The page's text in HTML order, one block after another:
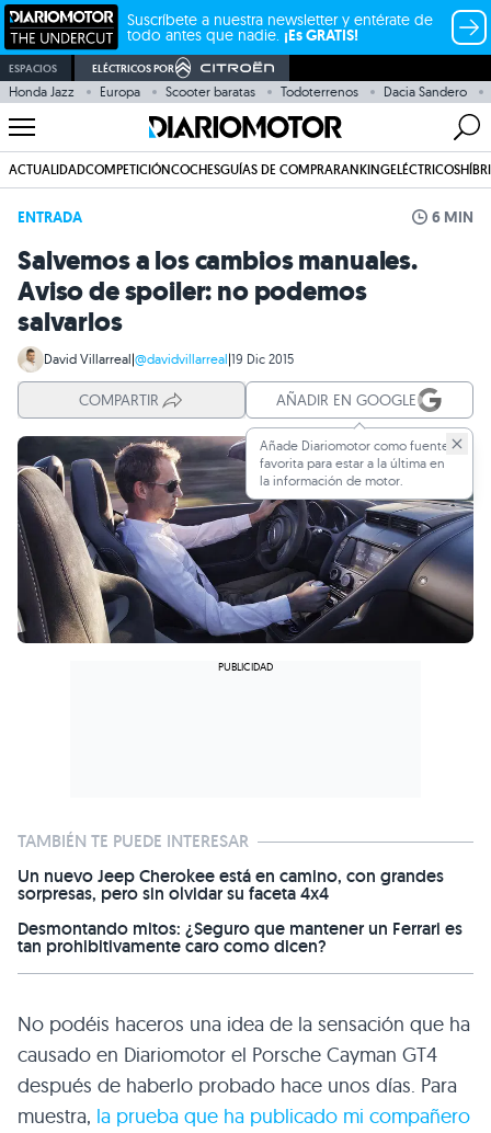
Suscríbete a nuestra newsletter y entérate de
todo antes que nadie. ¡Es GRATIS!
ESPACIOS ELÉCTRICOS POR
Honda Jazz Europa Scooter baratas Todoterrenos Dacia Sandero
ACTUALIDADCOMPETICIÓNCOCHESGUÍAS DE COMPRARANKINGELÉCTRICOS
ENTRADA 6 MIN
Salvemos a los cambios manuales.
Aviso de spoiler: no podemos
salvarlos
David Villarreal|@davidvillarreal|19 Dic 2015
COMPARTIR AÑADIR EN GOOGLE
Añade Diariomotor como fuente
favorita para estar a la última en
la información de motor.
TAMBIÉN TE PUEDE INTERESAR
Un nuevo Jeep Cherokee está en camino, con grandes
sorpresas, pero sin olvidar su faceta 4x4
Desmontando mitos: ¿Seguro que mantener un Ferrari es
tan prohibitivamente caro como dicen?
No podéis haceros una idea de la sensación que ha
causado en Diariomotor el Porsche Cayman GT4
después de haberlo probado hace unos días. Para
muestra, la prueba que ha publicado mi compañero